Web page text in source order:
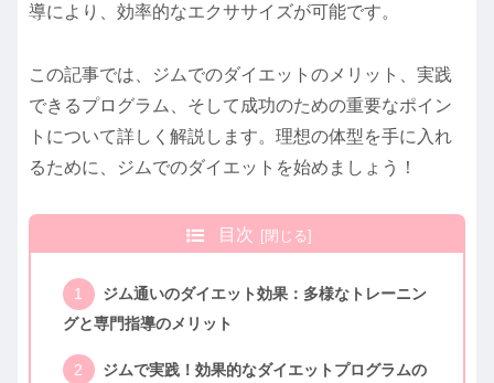
導により、効率的なエクササイズが可能です。
この記事では、ジムでのダイエットのメリット、実践
できるプログラム、そして成功のための重要なポイン
トについて詳しく解説します。理想の体型を手に入れ
るために、ジムでのダイエットを始めましょう！
目次
ジム通いのダイエット効果：多様なトレーニン
グと専門指導のメリット
ジムで実践！効果的なダイエットプログラムの